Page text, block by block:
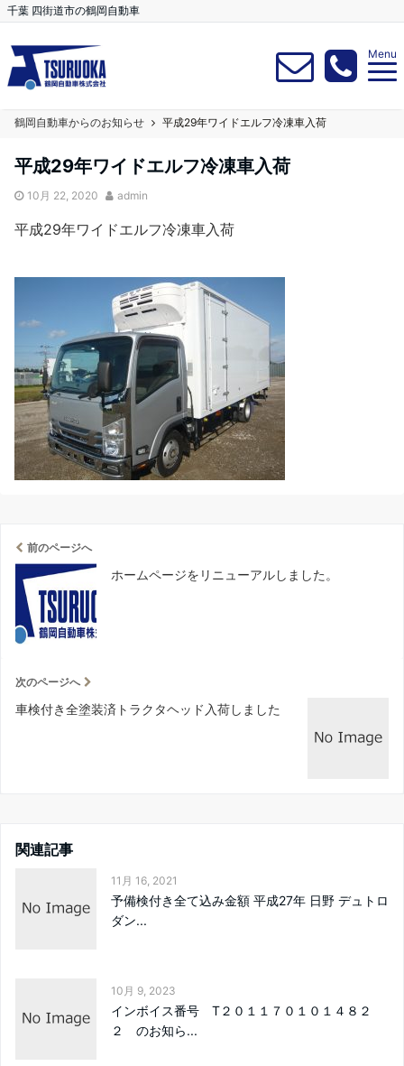
千葉 四街道市の鶴岡自動車
Menu
鶴岡自動車からのお知らせ 平成29年ワイドエルフ冷凍車入荷
平成29年ワイドエルフ冷凍車入荷
10月 22, 2020 admin
平成29年ワイドエルフ冷凍車入荷
前のページへ
ホームページをリニューアルしました。
次のページへ
車検付き全塗装済トラクタヘッド入荷しました
関連記事
11月 16, 2021
予備検付き全て込み金額 平成27年 日野 デュトロ
ダン...
10月 9, 2023
インボイス番号 T２０１１７０１０１４８２
２ のお知ら...